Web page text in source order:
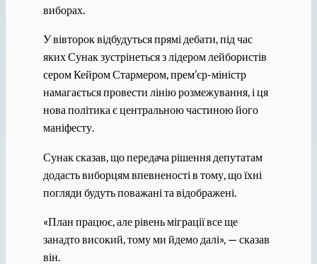
виборах.
У вівторок відбудуться прямі дебати, під час
яких Сунак зустрінеться з лідером лейбористів
сером Кейром Стармером, прем’єр-міністр
намагається провести лінію розмежування, і ця
нова політика є центральною частиною його
маніфесту.
Сунак сказав, що передача рішення депутатам
додасть виборцям впевненості в тому, що їхні
погляди будуть поважані та відображені.
«План працює, але рівень міграції все ще
занадто високий, тому ми йдемо далі», — сказав
він.